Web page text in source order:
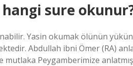
sure
Yasin okumak ölünün
Abdullah ibni Ömer (RA)
Peygamberimize